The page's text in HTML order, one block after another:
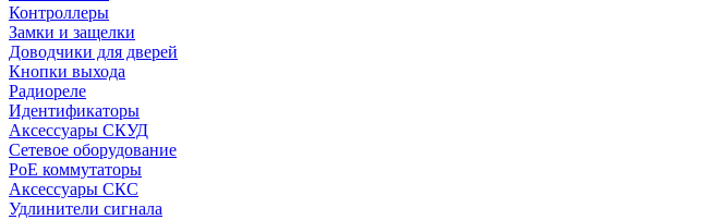
Контроллеры
Замки и защелки
Доводчики для дверей
Кнопки выхода
Радиореле
Идентификаторы
Аксессуары СКУД
Сетевое оборудование
PoE коммутаторы
Аксессуары СКС
Удлинители сигнала